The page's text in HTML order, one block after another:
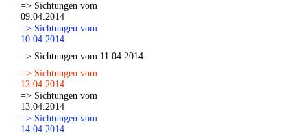
=> Sichtungen vom
09.04.2014
=> Sichtungen vom
10.04.2014
=> Sichtungen vom 11.04.2014
=> Sichtungen vom
12.04.2014
=> Sichtungen vom
13.04.2014
=> Sichtungen vom
14.04.2014